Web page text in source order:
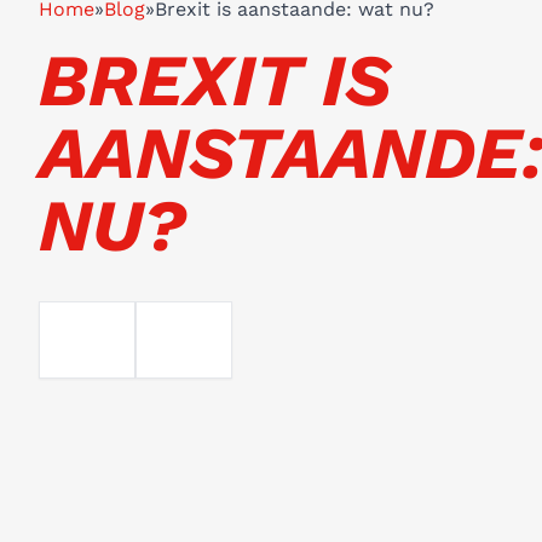
Home»Blog»Brexit is aanstaande: wat nu?
BREXIT IS
NU?